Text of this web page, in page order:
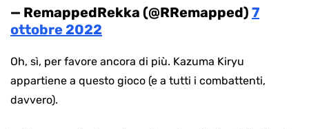
— RemappedRekka (@RRemapped) 7
ottobre 2022
Oh, sì, per favore ancora di più. Kazuma Kiryu
appartiene a questo gioco (e a tutti i combattenti,
davvero).